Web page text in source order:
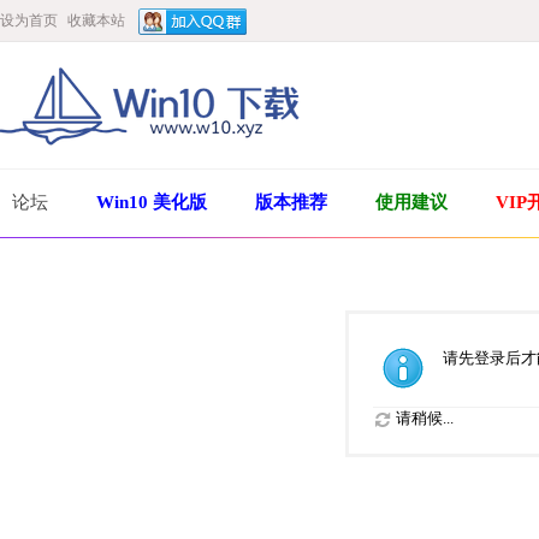
设为首页 收藏本站
论坛 Win10 美化版 版本推荐 使用建议 VIP
请先登录后
请稍候...